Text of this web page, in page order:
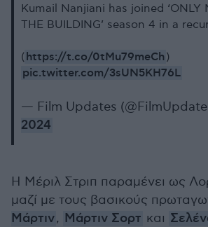
Kumail Nanjiani has joined ‘ONLY
THE BUILDING’ season 4 in a
( https://t.co/0tMu79meCh)
pic.twitter.com/3sUN5KH76L
— Film Updates
2024
Η Μέριλ Στριπ παραμένει ως
μαζί με τους βασικούς
Μάρτιν, Μάρτιν Σορτ και